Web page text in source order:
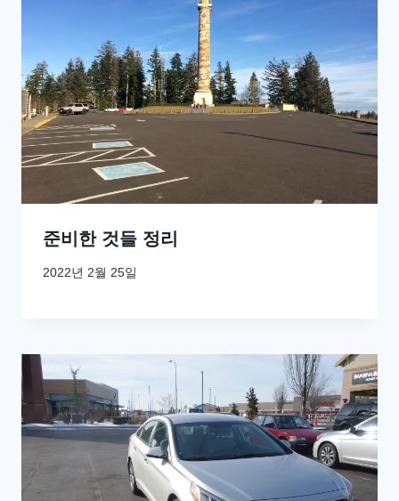
준비한 것들 정리
2022년 2월 25일